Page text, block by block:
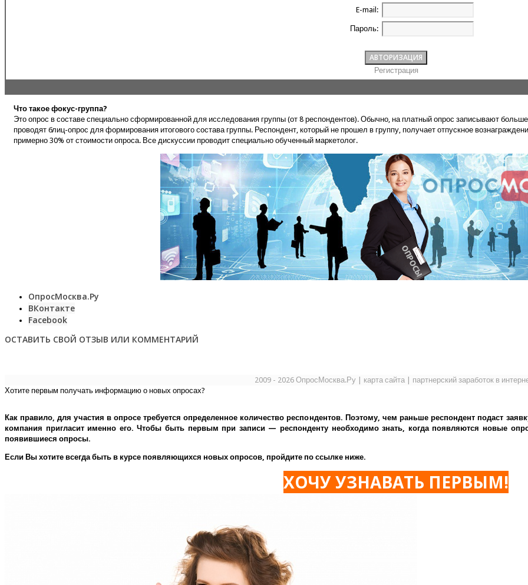
E-mail:
Пароль:
Регистрация
Что такое фокус-группа?
Это опрос в составе специально сформированной для исследования группы (от 8 респондентов). Обычно, на платный опрос записывают
проводят блиц-опрос для формирования итогового состава группы. Респондент, который не прошел в группу, получает отпускное
примерно 30% от стоимости опроса. Все дискуссии проводит специально обученный маркетолог.
ОпросМосква.Ру
ВКонтакте
Facebook
ОСТАВИТЬ СВОЙ ОТЗЫВ ИЛИ КОММЕНТАРИЙ
2009 - 2026 ОпросМосква.Ру карта сайта
партнерский заработок в
Хотите первым получать информацию о новых опросах?
Как правило, для участия в опросе требуется определенное количество респондентов. Поэтому, чем раньше респондент подаст
компания пригласит именно его.Чтобы быть первым при записи — респонденту необходимо знать, когда появляются новые
появившиеся опросы.
Если Вы хотите всегда быть в курсе появляющихся новых опросов, пройдите по ссылке ниже.
ХОЧУ УЗНАВАТЬ ПЕРВЫМ!